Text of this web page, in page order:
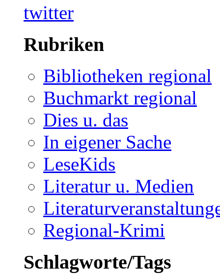
Rubriken
Bibliotheken regional
Buchmarkt regional
Dies u. das
In eigener Sache
LeseKids
Literatur u. Medien
Regional-Krimi
Schlagworte/Tags